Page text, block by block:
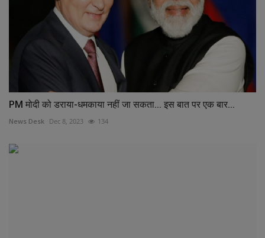
PM मोदी को डराया-धमकाया नहीं जा सकता... इस बात पर एक बार...
News Desk Dec 8, 2023 134